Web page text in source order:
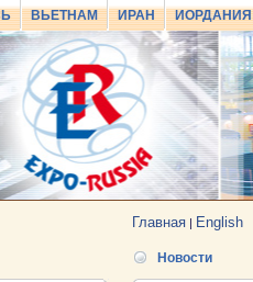
ВЬЕТНАМ ИРАН ИОРДАНИЯ
Главная | English
EURASIA
Новости